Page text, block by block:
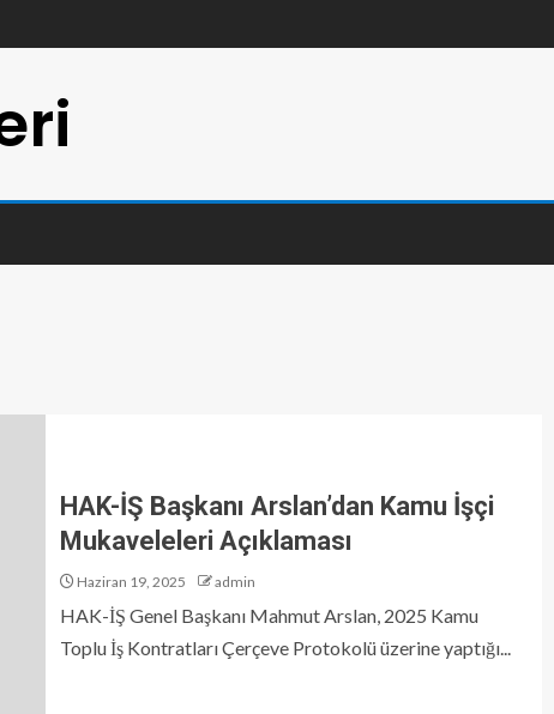
HAK-İŞ Başkanı Arslan’dan Kamu İşçi
Mukaveleleri Açıklaması
Haziran 19, 2025 admin
HAK-İŞ Genel Başkanı Mahmut Arslan, 2025 Kamu
Toplu İş Kontratları Çerçeve Protokolü üzerine yaptığı...